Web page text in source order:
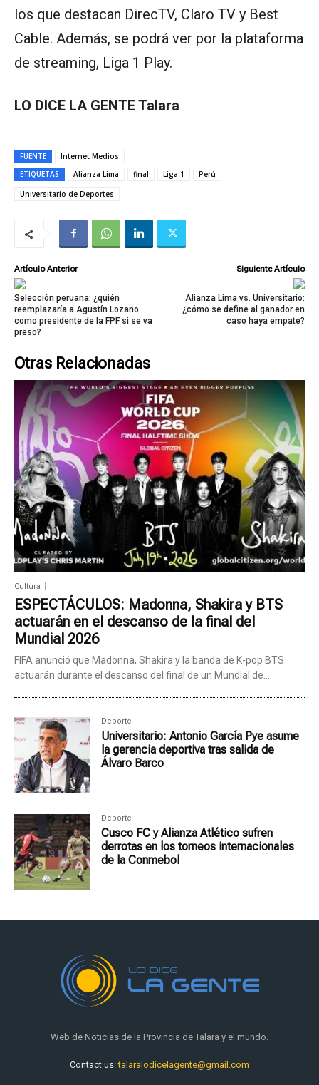
los que destacan DirecTV, Claro TV y Best
Cable. Además, se podrá ver por la plataforma
de streaming, Liga 1 Play.
LO DICE LA GENTE Talara
FUENTE
Internet Medios
ETIQUETAS
Alianza Lima final Liga 1
Perú
Universitario de Deportes
Artículo Anterior
Selección peruana: ¿quién
reemplazaría a Agustín Lozano
como presidente de la FPF si se va
preso?
Siguiente Artículo
Alianza Lima vs. Universitario:
¿cómo se define al ganador en
caso haya empate?
Otras Relacionadas
Cultura
ESPECTÁCULOS: Madonna, Shakira y BTS
actuarán en el descanso de la final del
Mundial 2026
FIFA anunció que Madonna, Shakira y la banda de K-pop BTS
actuarán durante el descanso del final de un Mundial de...
Deporte
Universitario: Antonio García Pye asume
la gerencia deportiva tras salida de
Álvaro Barco
Deporte
Cusco FC y Alianza Atlético sufren
derrotas en los torneos internacionales
de la Conmebol
Web de Noticias de la Provincia de Talara y el mundo.
Contact us:talaralodicelagente@gmail.com